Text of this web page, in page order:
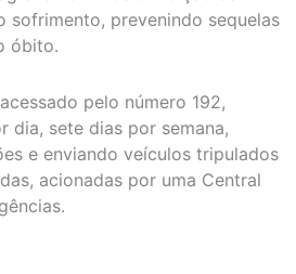
sofrimento, prevenindo sequelas
óbito.
pelo número 192,
dia, sete dias por semana,
e enviando veículos tripulados
acionadas por uma Central